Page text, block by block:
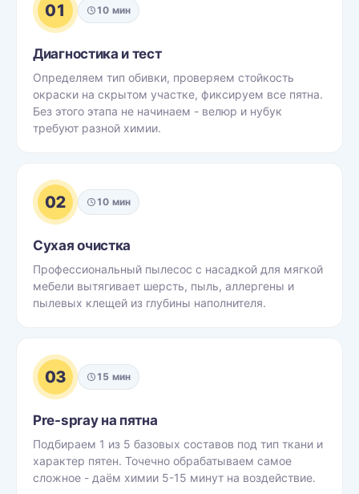
01 10 мин
Диагностика и тест
Определяем тип обивки, проверяем стойкость
окраски на скрытом участке, фиксируем все пятна.
Без этого этапа не начинаем - велюр и нубук
требуют разной химии.
02 10 мин
Сухая очистка
Профессиональный пылесос с насадкой для мягкой
мебели вытягивает шерсть, пыль, аллергены и
пылевых клещей из глубины наполнителя.
03 15 мин
Pre-spray на пятна
Подбираем 1 из 5 базовых составов под тип ткани и
характер пятен. Точечно обрабатываем самое
сложное - даём химии 5-15 минут на воздействие.